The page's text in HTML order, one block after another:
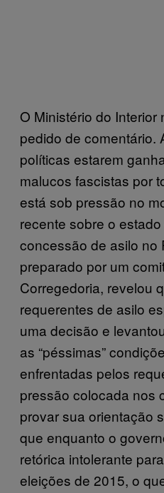
O Ministério do
pedido de comentário.
políticas estarem
malucos fascistas por
está sob pressão no
recente sobre o
concessão de asilo no
preparado por um
Corregedoria, revelou
requerentes de asilo
uma decisão e
as “péssimas”
enfrentadas pelos
pressão colocada nos
provar sua orientação
que enquanto o
retórica intolerante
eleições de 2015, o